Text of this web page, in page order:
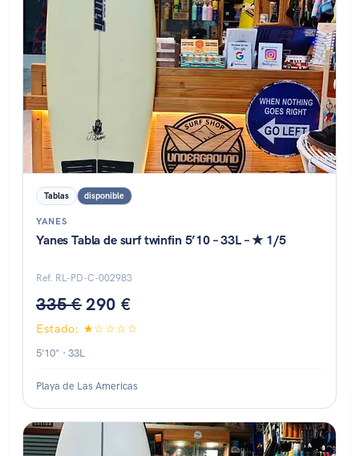
Tablas disponible
YANES
Yanes Tabla de surf twinfin 5’10 – 33L – ★ 1/5
Ref. RL-PD-C-002983
335 € 290 €
Estado: ★☆☆☆☆
5'10" · 33L
Playa de Las Americas
Estado: ★★★★☆